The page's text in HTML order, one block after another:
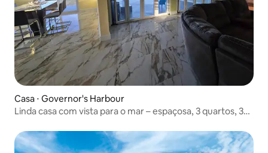
Casa ⋅ Governor's Harbour
Linda casa com vista para o mar – espaçosa, 3 quartos, 3